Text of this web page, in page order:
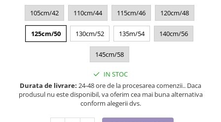
WINTER Collection
Halate si pijamale Family
Incaltaminte
Pijamale BIG SIZE femei
Cadouri ocazii speciale
Tricouri de craciun
105cm/42 110cm/44 115cm/46 120cm/48
125cm/50 130cm/52 135m/54 140cm/56
145cm/58
IN STOC
Durata de livrare: 24-48 ore de la procesarea comenzii.. Daca
produsul nu este disponibil, va oferim cea mai buna alternativa
conform alegerii dvs.